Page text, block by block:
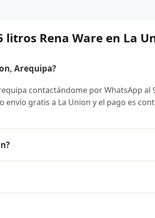
Rena Ware en La
Arequipa?
contactándome por WhatsApp al
envío gratis a La Union y el pago es
de pago en cuotas desde el 10% de